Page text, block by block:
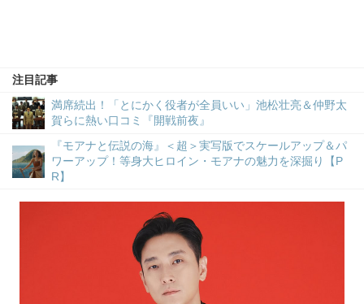
注目記事
満席続出！「とにかく役者が全員いい」池松壮亮＆仲野太
賀らに熱い口コミ『開戦前夜』
『モアナと伝説の海』＜超＞実写版でスケールアップ＆パ
ワーアップ！等身大ヒロイン・モアナの魅力を深掘り【P
R】